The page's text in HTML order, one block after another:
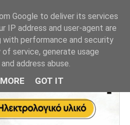
Google to deliver its services
IP address and user-agent are
with performance and security
service, generate usage
address abuse.
GOT IT